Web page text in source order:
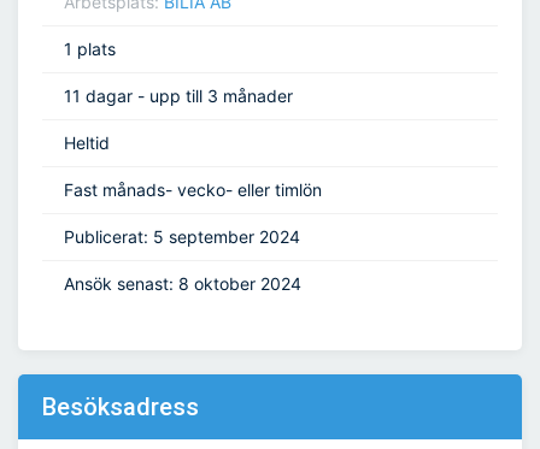
1 plats
11 dagar - upp till 3 månader
Heltid
Fast månads- vecko- eller timlön
Publicerat: 5 september 2024
Ansök senast: 8 oktober 2024
Besöksadress